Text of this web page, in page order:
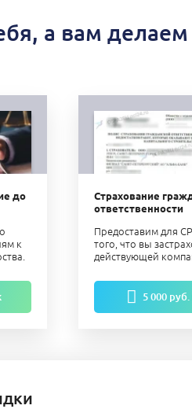
а вам
до
к
Страхование
ответственности
Предоставим для
того, что вы
действующей
5 000